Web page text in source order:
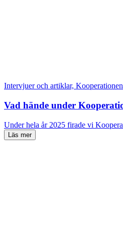
Intervjuer och artiklar,
Vad hände under
Under hela år 2025 firade vi
Läs mer